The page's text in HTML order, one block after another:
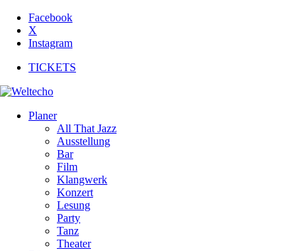
Facebook
X
Instagram
TICKETS
Planer
All That Jazz
Ausstellung
Bar
Film
Klangwerk
Konzert
Lesung
Party
Tanz
Theater